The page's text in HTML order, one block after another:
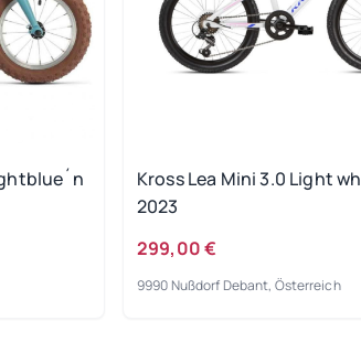
Kross Lea Mini 3.0 Light
2023
299,00 €
9990 Nußdorf Debant, Österreich